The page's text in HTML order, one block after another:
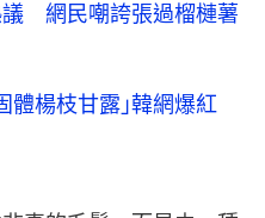
議 網民嘲誇張過榴槤薯
體楊枝甘露｣韓網爆紅